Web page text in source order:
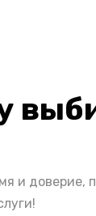
и доверие,